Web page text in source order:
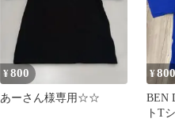
¥800
あーさん様専用☆☆
¥800
BEN
トT